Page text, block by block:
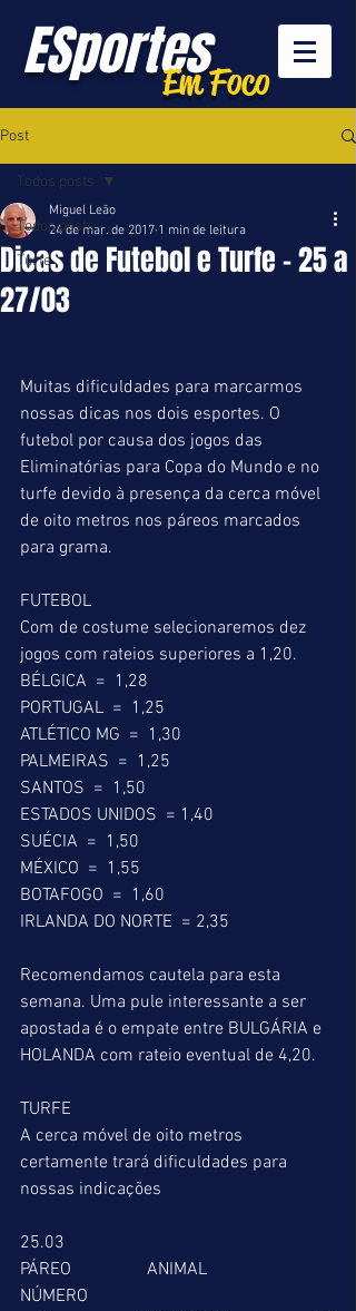
ESportesEm Foco
Post
Todos posts
Turfe
Todos posts
Dicas de Futebol e Turfe - 25 a
27/03
Miguel Leão
24 de mar. de 2017 1 min de leitura
Muitas dificuldades para marcarmos
nossas dicas nos dois esportes. O
futebol por causa dos jogos das
Eliminatórias para Copa do Mundo e no
turfe devido à presença da cerca móvel
de oito metros nos páreos marcados
para grama.
FUTEBOL
Com de costume selecionaremos dez
jogos com rateios superiores a 1,20.
BÉLGICA  =  1,28
PORTUGAL  =  1,25
ATLÉTICO MG  =  1,30
PALMEIRAS  =  1,25
SANTOS  =  1,50
ESTADOS UNIDOS  = 1,40
SUÉCIA  =  1,50
MÉXICO  =  1,55
BOTAFOGO  =  1,60
IRLANDA DO NORTE  = 2,35
Recomendamos cautela para esta
semana. Uma pule interessante a ser
apostada é o empate entre BULGÁRIA e
HOLANDA com rateio eventual de 4,20.
TURFE
A cerca móvel de oito metros
certamente trará dificuldades para
nossas indicações
25.03
PÁREO                 ANIMAL
NÚMERO